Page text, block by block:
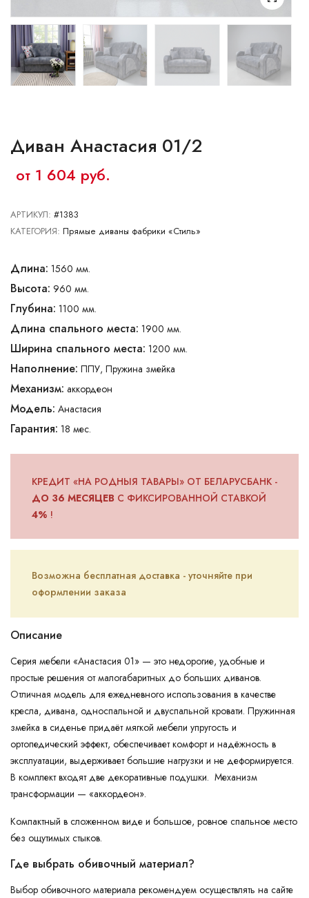
Гродно
Могилев
Сморгонь
Диван Анастасия 01/2
от 1 604 руб.
АРТИКУЛ: #1383
КАТЕГОРИЯ: Прямые диваны фабрики «Стиль»
Длина: 1560 мм.
Высота: 960 мм.
Глубина: 1100 мм.
Длина спального места: 1900 мм.
Ширина спального места: 1200 мм.
Наполнение: ППУ, Пружина змейка
Механизм: аккордеон
Модель: Анастасия
Гарантия: 18 мес.
КРЕДИТ «НА РОДНЫЯ ТАВАРЫ» ОТ БЕЛАРУСБАНК -
ДО 36 МЕСЯЦЕВ С ФИКСИРОВАННОЙ СТАВКОЙ
4% !
Возможна бесплатная доставка - уточняйте при
оформлении заказа
Описание
Серия мебели «Анастасия 01» — это недорогие, удобные и
простые решения от малогабаритных до больших диванов.
Отличная модель для ежедневного использования в качестве
кресла, дивана, односпальной и двуспальной кровати. Пружинная
змейка в сиденье придаёт мягкой мебели упругость и
ортопедический эффект, обеспечивает комфорт и надёжность в
эксплуатации, выдерживает большие нагрузки и не деформируется.
В комплект входят две декоративные подушки. Механизм
трансформации — «аккордеон».
Компактный в сложенном виде и большое, ровное спальное место
без ощутимых стыков.
Где выбрать обивочный материал?
Выбор обивочного материала рекомендуем осуществлять на сайте